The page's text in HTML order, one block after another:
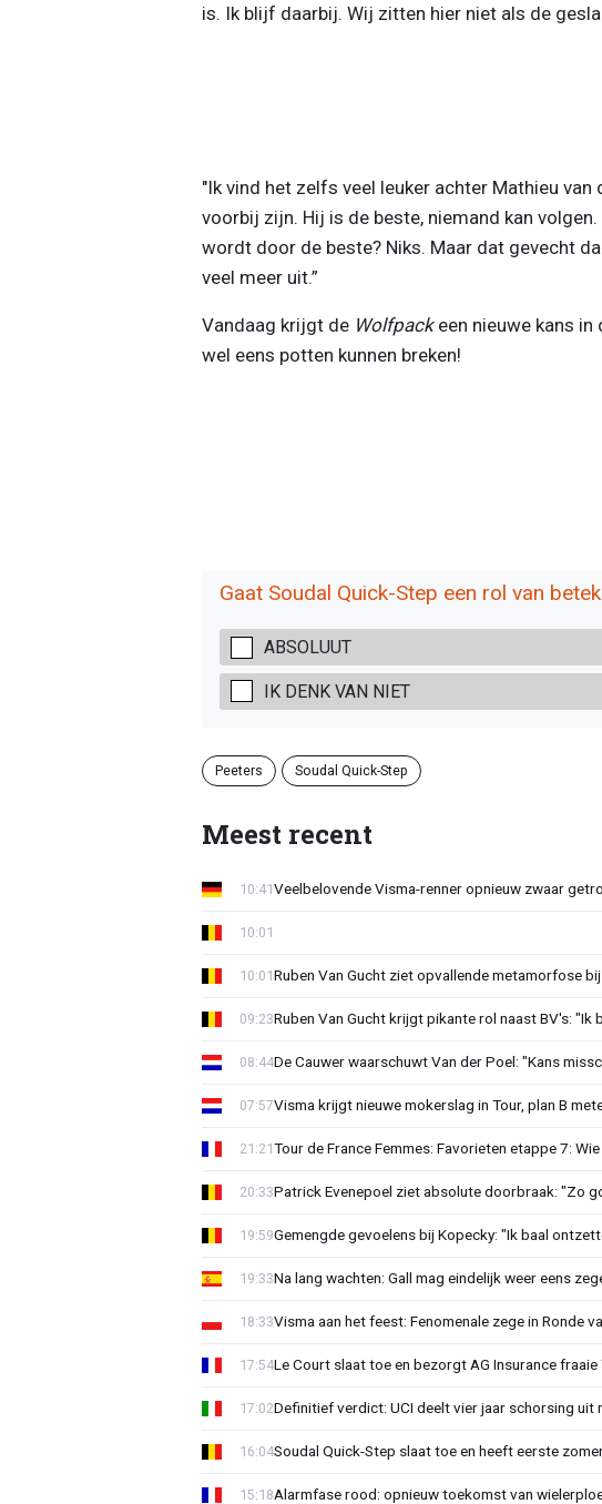
is. Ik blijf daarbij. Wij zitten hier niet als de
"Ik vind het zelfs veel leuker achter Mathieu
voorbij zijn. Hij is de beste, niemand kan
wordt door de beste? Niks. Maar dat gevecht
veel meer uit.”
Vandaag krijgt de Wolfpack een nieuwe kans in
wel eens potten kunnen breken!
Gaat Soudal Quick-Step een rol van
ABSOLUUT
IK DENK VAN NIET
Peeters Soudal Quick-Step
Meest recent
Veelbelovende Visma-renner opnieuw zwaar
10:41
10:01
Ruben Van Gucht ziet opvallende metamorfose
10:01
Ruben Van Gucht krijgt pikante rol naast BV's: "Ik
09:23
De Cauwer waarschuwt Van der Poel: "Kans
08:44
Visma krijgt nieuwe mokerslag in Tour, plan B
07:57
Tour de France Femmes: Favorieten etappe 7:
21:21
Patrick Evenepoel ziet absolute doorbraak: "Zo
20:33
Gemengde gevoelens bij Kopecky: "Ik baal
19:59
Na lang wachten: Gall mag eindelijk weer eens
19:33
Visma aan het feest: Fenomenale zege in Ronde
18:33
Le Court slaat toe en bezorgt AG Insurance fraaie
17:54
Definitief verdict: UCI deelt vier jaar schorsing uit
17:02
Soudal Quick-Step slaat toe en heeft eerste
16:04
Alarmfase rood: opnieuw toekomst van
15:18